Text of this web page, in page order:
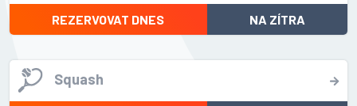
REZERVOVAT DNES NA ZÍTRA
Squash